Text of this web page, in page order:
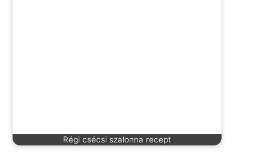
Régi csécsi szalonna recept